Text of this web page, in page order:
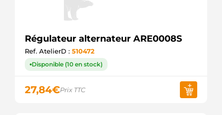
Régulateur alternateur ARE0008S
Ref. AtelierD : 510472
Disponible (10 en stock)
27,84€Prix TTC